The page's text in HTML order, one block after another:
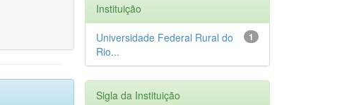
Instituição
1
Universidade Federal Rural do
Rio...
Sigla da Instituição